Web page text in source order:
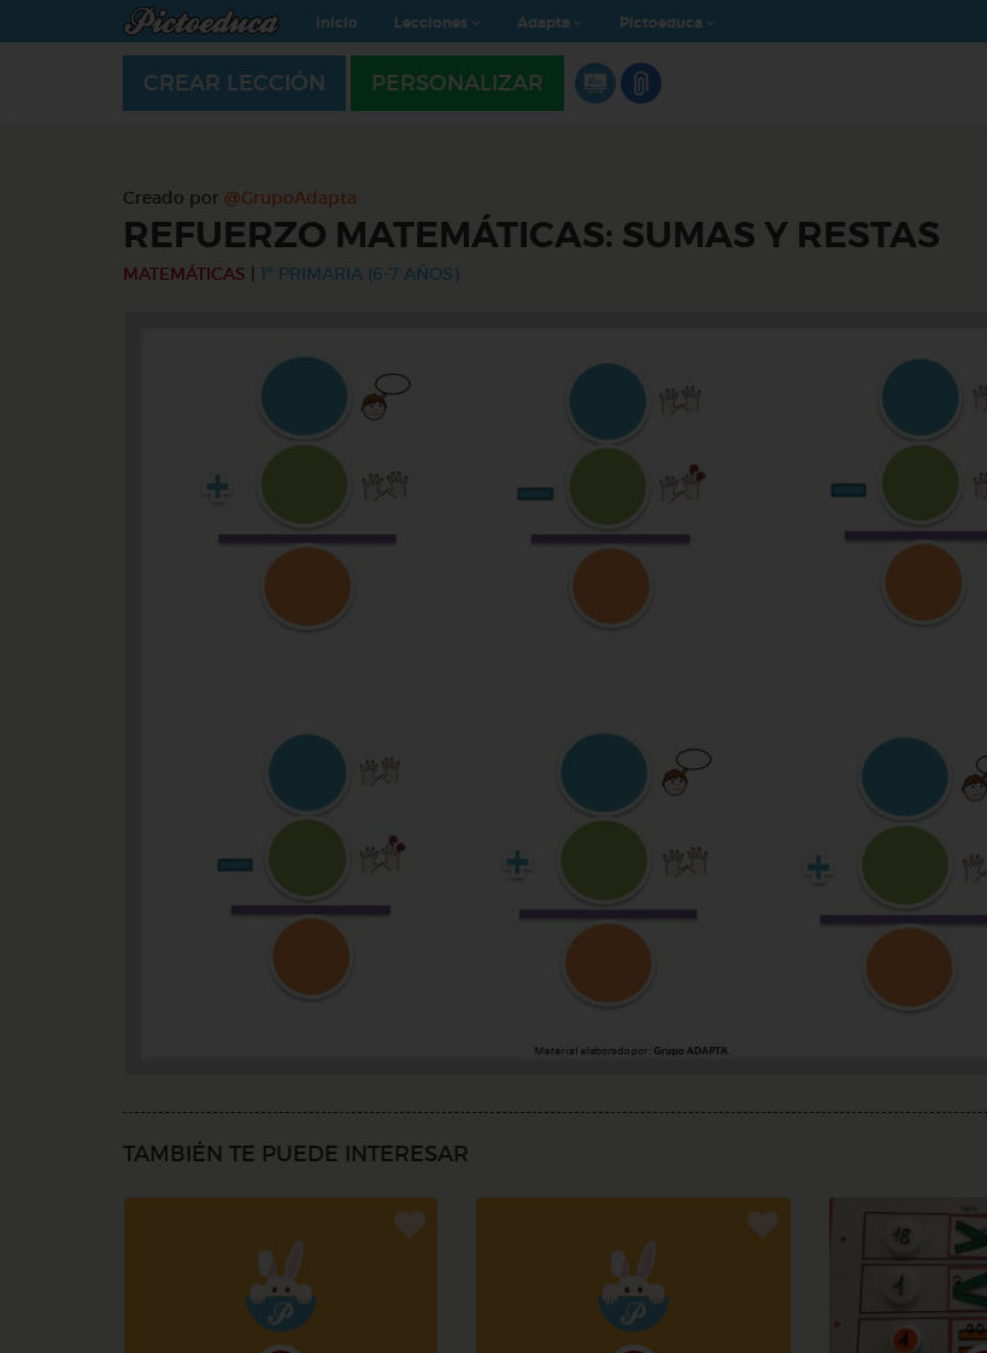
Inicio Lecciones Adapta Pictoeduca
CREAR LECCIÓN PERSONALIZAR
Creado por @GrupoAdapta
REFUERZO MATEMÁTICAS: SUMAS Y RESTAS
MATEMÁTICAS 1º PRIMARIA (6-7 AÑOS)
TAMBIÉN TE PUEDE INTERESAR